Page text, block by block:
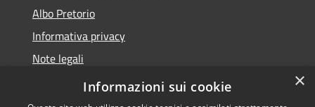
Albo Pretorio
Informativa privacy
Note legali
Dichiarazione di accessibilità
×
Informazioni sui cookie